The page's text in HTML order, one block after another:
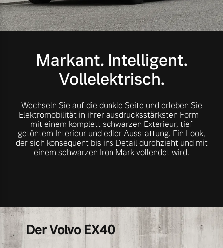
Mild-Hybrid
Geschäftskunden
Editionsmodelle
Konnektivität
Angebot anfragen
Fahrzeug konfigurieren
Volvo Gebrauchtwagenbörse
Aktuelle Zubehörangebote
Zubehörkatalog
Aktuelle Serviceangebote
Sie erhalten bei uns eine
Vielzahl von Original
Volvo Winter- und
Sommer Kompletträder.
Kontakt und Anfahrt
Markant. Intelligent.
Vollelektrisch.
Wechseln Sie auf die dunkle Seite und erleben Sie
Elektromobilität in ihrer ausdrucksstärksten Form –
mit einem komplett schwarzen Exterieur, tief
getöntem Interieur und edler Ausstattung. Ein Look,
der sich konsequent bis ins Detail durchzieht und mit
einem schwarzen Iron Mark vollendet wird.
Der Volvo EX40